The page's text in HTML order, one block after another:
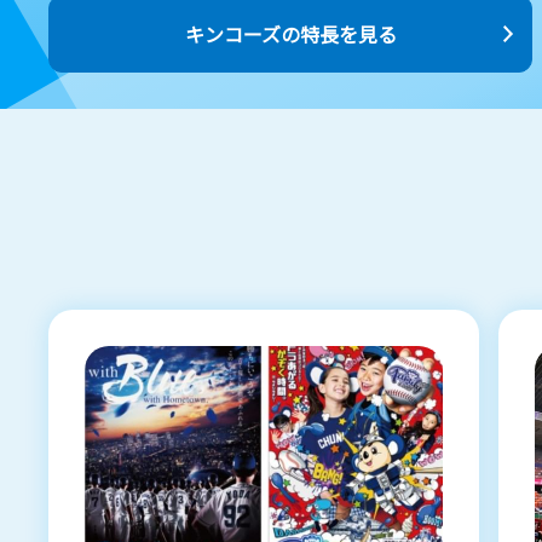
キンコーズの特長を見る